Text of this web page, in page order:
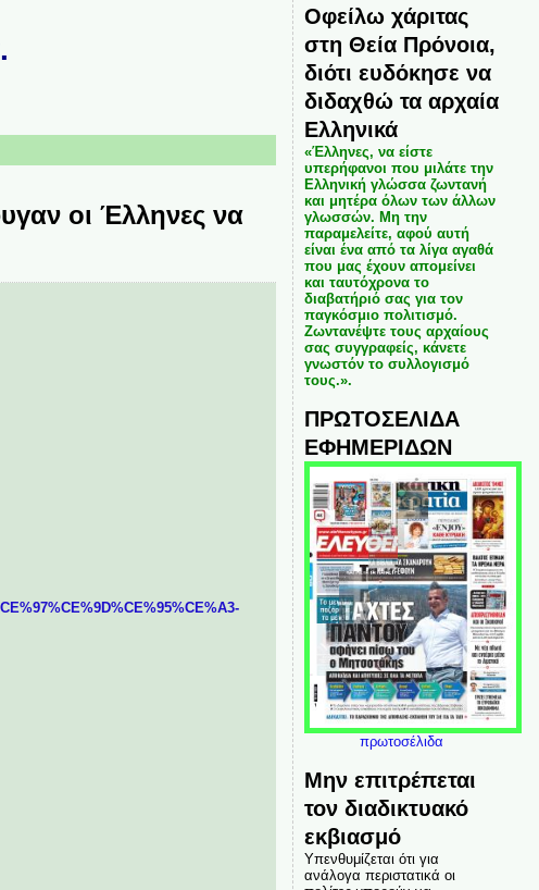
οι Έλληνες να
Οφείλω χάριτας
στη Θεία Πρόνοια,
διότι ευδόκησε να
διδαχθώ τα αρχαία
Ελληνικά
«Έλληνες, να είστε
υπερήφανοι που μιλάτε την
Ελληνική γλώσσα ζωντανή
και μητέρα όλων των άλλων
γλωσσών. Μη την
παραμελείτε, αφού αυτή
είναι ένα από τα λίγα αγαθά
που μας έχουν απομείνει
και ταυτόχρονα το
διαβατήριό σας για τον
παγκόσμιο πολιτισμό.
Ζωντανέψτε τους αρχαίους
σας συγγραφείς, κάνετε
γνωστόν το συλλογισμό
τους.».
ΠΡΩΤΟΣΕΛΙΔΑ
ΕΦΗΜΕΡΙΔΩΝ
πρωτοσέλιδα
Μην επιτρέπεται
τον διαδικτυακό
εκβιασμό
Υπενθυμίζεται ότι για
ανάλογα περιστατικά οι